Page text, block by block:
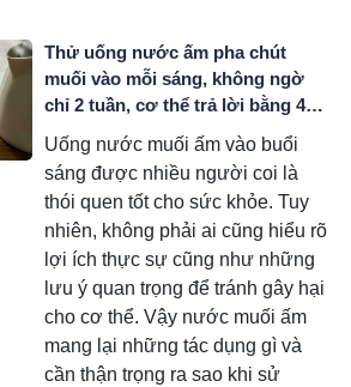
Thử uống nước ấm pha chút
muối vào mỗi sáng, không ngờ
chỉ 2 tuần, cơ thể trả lời bằng 4
thay đổi rõ rệt
Uống nước muối ấm vào buổi
sáng được nhiều người coi là
thói quen tốt cho sức khỏe. Tuy
nhiên, không phải ai cũng hiểu rõ
lợi ích thực sự cũng như những
lưu ý quan trọng để tránh gây hại
cho cơ thể. Vậy nước muối ấm
mang lại những tác dụng gì và
cần thận trọng ra sao khi sử